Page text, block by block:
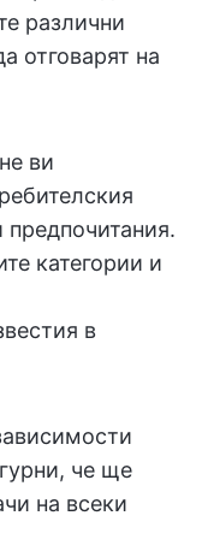
различни
отговарят на
ви
предпочитания.
категории и
в
че ще
на всеки